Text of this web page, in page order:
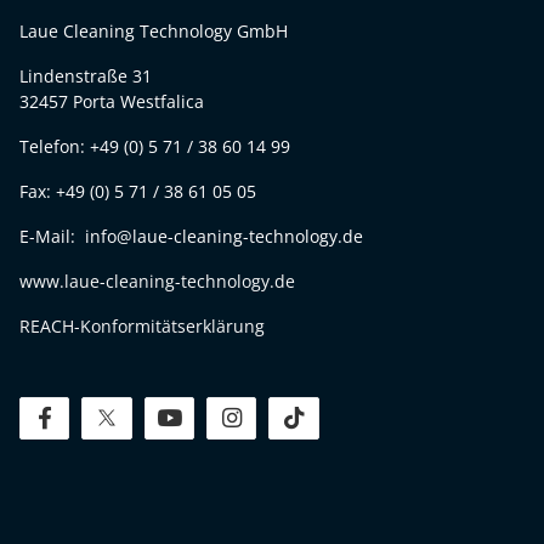
Laue Cleaning Technology GmbH
Lindenstraße 31
32457 Porta Westfalica
Telefon: +49 (0) 5 71 / 38 60 14 99
Fax: +49 (0) 5 71 / 38 61 05 05
E-Mail: info@laue-cleaning-technology.de
www.laue-cleaning-technology.de
REACH-Konformitätserklärung
facebooktwitteryoutube instagram